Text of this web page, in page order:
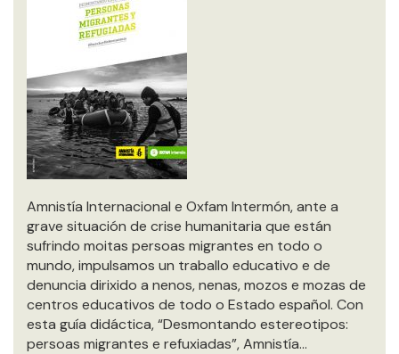
Amnistía Internacional e Oxfam Intermón, ante a
grave situación de crise humanitaria que están
sufrindo moitas persoas migrantes en todo o
mundo, impulsamos un traballo educativo e de
denuncia dirixido a nenos, nenas, mozos e mozas de
centros educativos de todo o Estado español. Con
esta guía didáctica, “Desmontando estereotipos:
persoas migrantes e refuxiadas”, Amnistía…